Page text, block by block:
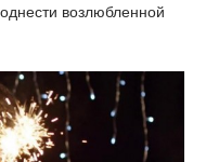
возлюбленной